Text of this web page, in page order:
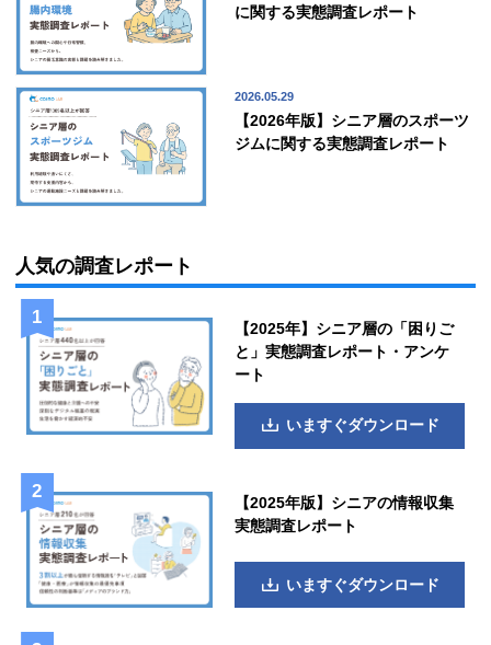
に関する実態調査レポート
【2026年版】シニア層のスポーツ
ジムに関する実態調査レポート
2026.05.29
人気の調査レポート
【2025年】シニア層の「困りご
と」実態調査レポート・アンケ
ート
いますぐダウンロード
【2025年版】シニアの情報収集
実態調査レポート
いますぐダウンロード